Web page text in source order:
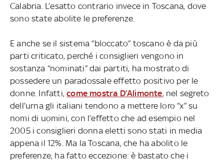
Calabria. L’esatto contrario invece in Toscana, dove
sono state abolite le preferenze.
E anche se il sistema “bloccato” toscano è da più
parti criticato, perché i consiglieri vengono in
sostanza “nominati” dai partiti, ha mostrato di
possedere un paradossale effetto positivo per le
donne. Infatti,come mostra D’Alimonte, nel segreto
dell’urna gli italiani tendono a mettere loro “x” su
nomi di uomini, con l’effetto che ad esempio nel
2005 i consiglieri donna eletti sono stati in media
appena il 12%. Ma la Toscana, che ha abolito le
preferenze, ha fatto eccezione: è bastato che i